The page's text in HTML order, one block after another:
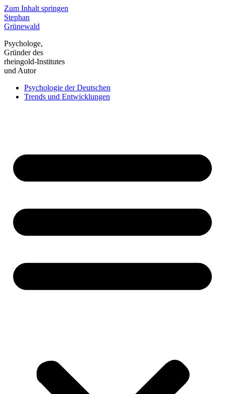
Zum Inhalt springen
Stephan
Grünewald
Psychologe,
Gründer des
rheingold-Institutes
und Autor
Psychologie der Deutschen
Trends und Entwicklungen